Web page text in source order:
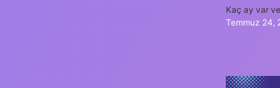
Kaç ay var
Temmuz 24,